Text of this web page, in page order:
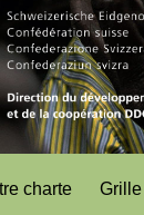
charte